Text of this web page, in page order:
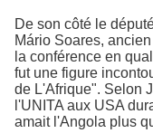
De son côté le
Mário Soares,
la conférence en
fut une figure
de L'Afrique". Selon
l'UNITA aux USA
amait l'Angola plus